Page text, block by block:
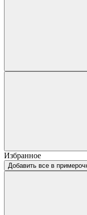
Избранное
Добавить все в